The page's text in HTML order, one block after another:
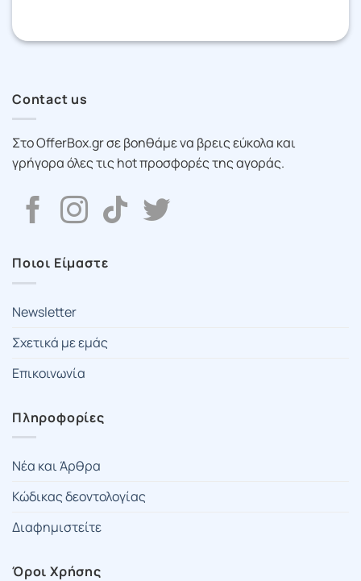
Contact us
Στο OfferBox.gr σε βοηθάμε να βρεις εύκολα και
γρήγορα όλες τις hot προσφορές της αγοράς.
Ποιοι Είμαστε
Newsletter
Σχετικά με εμάς
Επικοινωνία
Πληροφορίες
Νέα και Άρθρα
Κώδικας δεοντολογίας
Διαφημιστείτε
Όροι Χρήσης